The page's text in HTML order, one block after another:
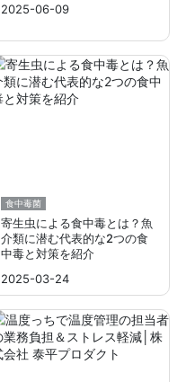
2025-06-09
食中毒菌
寄生虫による食中毒とは？魚
介類に潜む代表的な2つの食
中毒と対策を紹介
2025-03-24